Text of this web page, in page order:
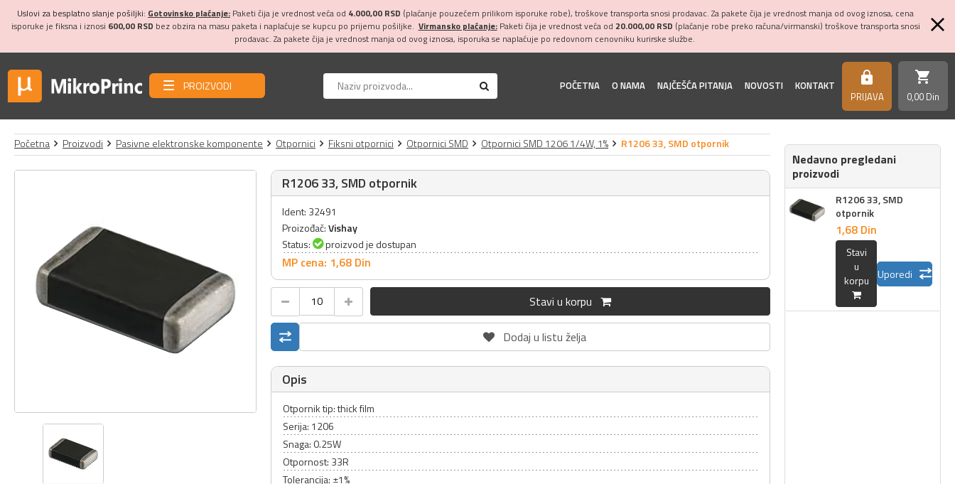
Uslovi za besplatno slanje pošiljki: Gotovinsko plaćanje: Paketi čija je vrednost veća od 4.000,00 RSD (plaćanje pouzećem prilikom isporuke robe), troškove transporta snosi prodavac. Za pakete čija je vrednost manja od ovog iznosa, cena
isporuke je fiksna i iznosi 600,00 RSD bez obzira na masu paketa i naplaćuje se kupcu po prijemu pošiljke. Virmansko plaćanje:Paketi čija je vrednost veća od 20.000,00 RSD (plaćanje robe preko računa/virmanski) troškove transporta snosi
prodavac. Za pakete čija je vrednost manja od ovog iznosa, isporuka se naplaćuje po redovnom cenovniku kurirske službe.
PROIZVODI POČETNA O NAMA NAJČEŠĆA PITANJA NOVOSTI KONTAKT https
PRIJAVA
shopping_cart
0,00 Din
Početna Proizvodi Pasivne elektronske komponente Otpornici Fiksni otpornici Otpornici SMD Otpornici SMD 1206 1/4W, 1% R1206 33, SMD otpornik
R1206 33, SMD otpornik
Ident: 32491
Proizođač:Vishay
Status:
proizvod je dostupan
MP cena: 1,68 Din
Stavi u korpu
Dodaj u listu želja
Opis
Otpornik tip: thick film
Serija: 1206
Snaga: 0.25W
Otpornost: 33R
Tolerancija: ±1%
Nedavno pregledani
proizvodi
R1206 33, SMD
otpornik
1,68 Din
Stavi
u
korpu
Uporedi